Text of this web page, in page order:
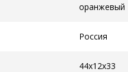
оранжевый
Россия
44x12x33